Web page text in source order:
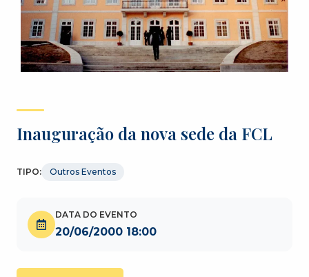
Inauguração da nova sede da FCL
TIPO: Outros Eventos
DATA DO EVENTO
20/06/2000 18:00